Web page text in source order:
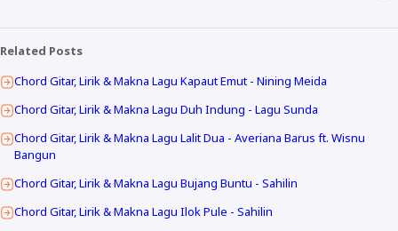
Related Posts
Chord Gitar, Lirik & Makna Lagu Kapaut Emut - Nining Meida
Chord Gitar, Lirik & Makna Lagu Duh Indung - Lagu Sunda
Chord Gitar, Lirik & Makna Lagu Lalit Dua - Averiana Barus ft. Wisnu
Bangun
Chord Gitar, Lirik & Makna Lagu Bujang Buntu - Sahilin
Chord Gitar, Lirik & Makna Lagu Ilok Pule - Sahilin